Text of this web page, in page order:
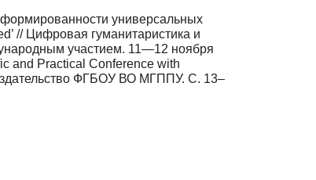
универсальных
// Цифровая гуманитаристика и
участием. 11—12 ноября
and Practical Conference with
ФГБОУ ВО МГППУ. С. 13–